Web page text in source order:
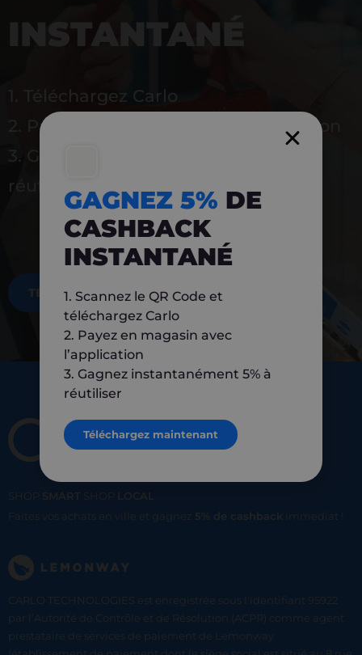
INSTANTANÉ
1. Téléchargez Carlo
2. Payez en magasin avec l’application
3. Gagnez instantanément 5 % à
réutiliser
TÉLÉCHARGEZ MAINTENANT
SHOP SMART SHOP
LOCAL
Faites vos achats en ville et gagnez 5% de cashback immediat !
CARLO TECHNOLOGIES est enregistrée sous l'identifiant 95922
par l’Autorité de Contrôle et de Résolution (ACPR) comme agent
prestataire de services de paiement de Lemonway
GAGNEZ 5% DE
CASHBACK
INSTANTANÉ
1. Scannez le QR Code et
téléchargez Carlo
2. Payez en magasin avec
l’application
3. Gagnez instantanément 5% à
réutiliser
Téléchargez maintenant